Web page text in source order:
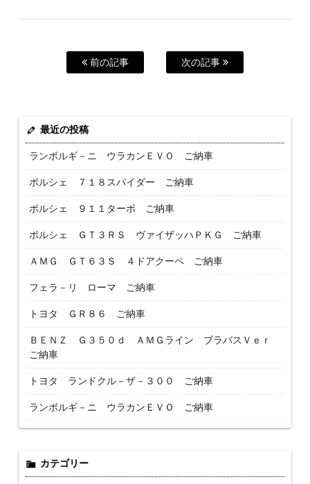
前の記事 次の記事
最近の投稿
ランボルギ－ニ ウラカンＥＶＯ ご納車
ポルシェ ７１８スパイダー ご納車
ポルシェ ９１１ターボ ご納車
ポルシェ ＧＴ３ＲＳ ヴァイザッハＰＫＧ ご納車
ＡＭＧ ＧＴ６３Ｓ ４ドアクーペ ご納車
フェラ－リ ローマ ご納車
トヨタ ＧＲ８６ ご納車
ＢＥＮＺ Ｇ３５０ｄ ＡＭＧライン ブラバスＶｅｒ
ご納車
トヨタ ランドクル－ザ－３００ ご納車
ランボルギ－ニ ウラカンＥＶＯ ご納車
カテゴリー